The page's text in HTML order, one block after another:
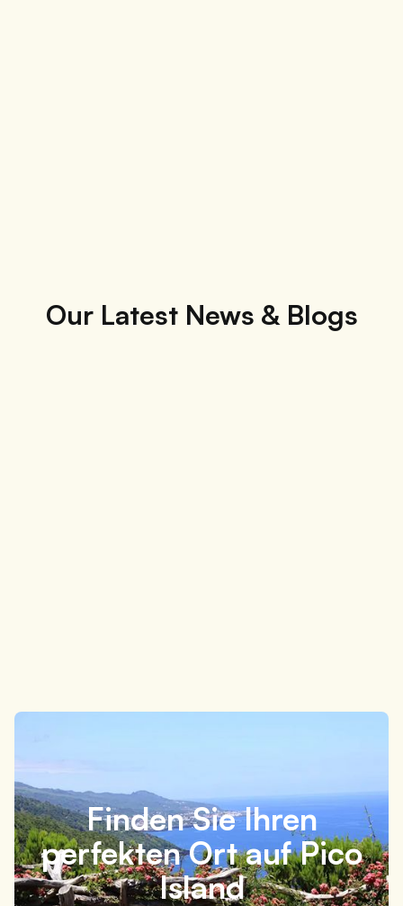
Our Latest News & Blogs
Finden Sie Ihren
perfekten Ort auf Pico
Island